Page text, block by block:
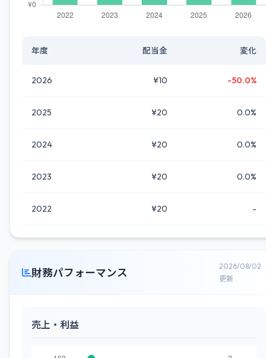
年度 配当金 変化
2026 ¥10 -50.0%
2025 ¥20 0.0%
2024 ¥20 0.0%
2023 ¥20 0.0%
2022 ¥20 -
財務パフォーマンス
2026/08/02
更新
売上・利益